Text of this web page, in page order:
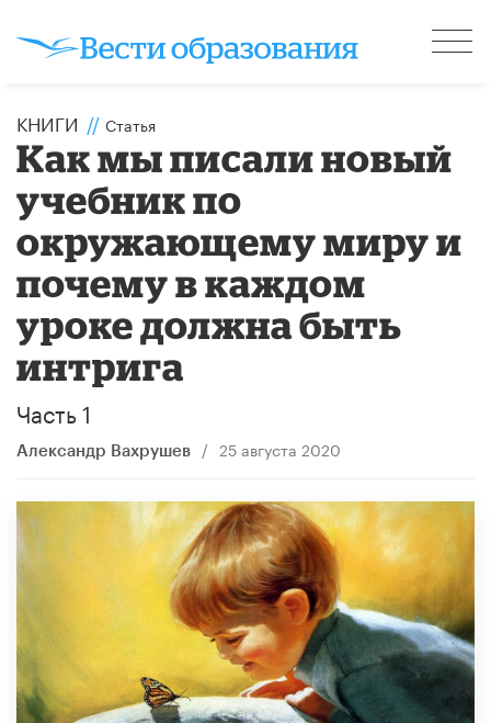
КНИГИ // Статья
Как мы писали новый
учебник по
окружающему миру и
почему в каждом
уроке должна быть
интрига
Часть 1
Александр Вахрушев / 25 августа 2020